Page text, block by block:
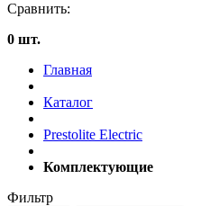
Сравнить:
0 шт.
Главная
Каталог
Prestolite Electric
Комплектующие
Фильтр